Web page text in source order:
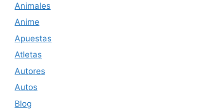
Animales
Anime
Apuestas
Atletas
Autores
Autos
Blog